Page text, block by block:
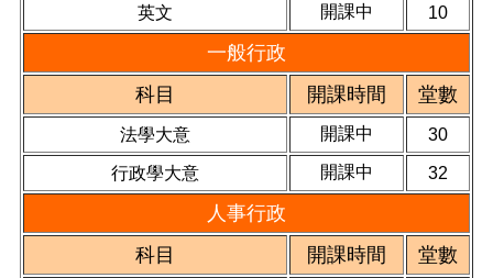
英文 開課中 10
一般行政
科目
開課時間 堂數
法學大意 開課中 30
行政學大意 開課中 32
人事行政
科目
開課時間 堂數